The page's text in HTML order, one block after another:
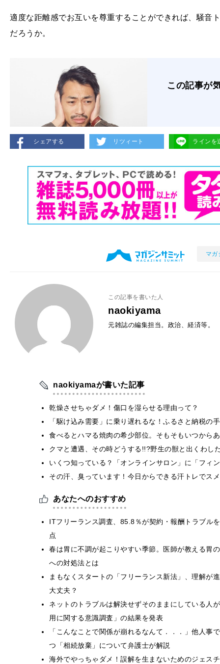
適度な距離感でお互いを尊重することができれば、騒音
だろうか。
この記事が
シェアする リツィート ラインを
マガ
この記事を書いた人
naokiyama
元雑誌の編集担当。政治、経済等。
naokiyamaが書いた記事
乾燥させちゃダメ！傷口を湿らせる理由って？
「駆け込み需要」に乗り遅れるな！ふるさと納税の
食べるとハマる焼肉の希少部位。そもそもいつから
クマと遭遇、その時どうする!!?野生の獣と出くわし
いくつ知っている？「オンラインサロン」に「フィ
その汗、臭っています！今日からできる汗トレでス
あなたへのおすすめ
ITフリーランス調査、85.8％が契約・報酬トラブ
点
春は胃に不調が起こりやすい季節。医師が教える胃
への対処法とは
まもなくスタートの「フリーランス新法」、理解が
大丈夫？
ネットのトラブルは解決せずそのままにしている人
用に関する意識調査」の結果を発表
「こんなことで関係が崩れるなんて．．．」他人事
つ「相続放棄」について弁護士が解説
海外でやっちゃダメ！誤解を生まないためのジェス